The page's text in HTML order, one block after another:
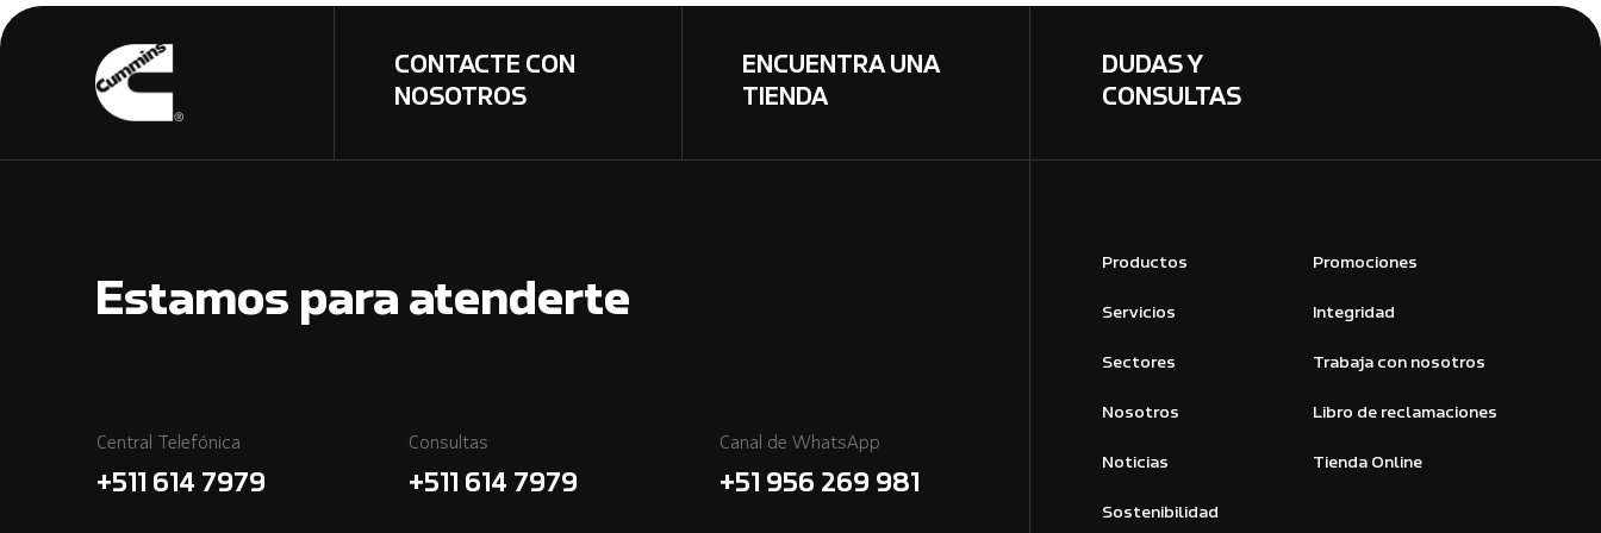
CONTACTE CON
NOSOTROS
ENCUENTRA UNA
TIENDA
DUDAS Y
CONSULTAS
Estamos para atenderte
Central Telefónica
+511 614 7979
Consultas
+511 614 7979
Canal de WhatsApp
+51 956 269 981
Productos
Servicios
Sectores
Nosotros
Noticias
Sostenibilidad
Promociones
Integridad
Trabaja con nosotros
Libro de reclamaciones
Tienda Online